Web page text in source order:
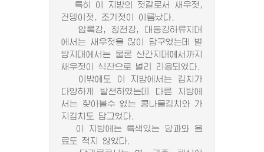
특히 이 지방의 젓갈로서 새우젓,
건뎅이젓, 조기젓이 이름났다.
압록강, 청천강, 대동강하류지대
에서는 새우젓을 많이 담구었는데 벌
방지대에서는 물론 산간지대에서까지
새우젓이 식찬으로 널리 리용되였다.
이밖에도 이 지방에서는 김치가
다양하게 발전하였는데 다른 지방에
서는 찾아볼수 없는 콩나물김치와 가
지김치도 담그었다.
이 지방에는 특색있는 당과와 음
료도 적지 않았다.